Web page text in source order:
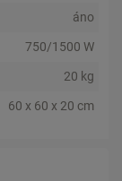
áno
750/1500 W
20 kg
60 x 60 x 20 cm